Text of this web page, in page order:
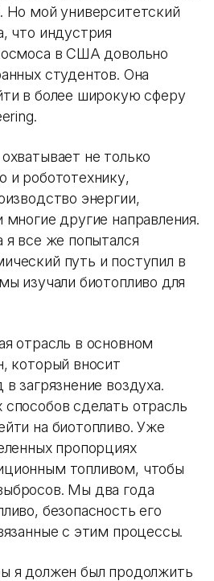
Но мой университетский
что индустрия
в США довольно
студентов. Она
в более широкую сферу
не только
и робототехнику,
энергии,
другие направления.
я все же попытался
путь и поступил в
изучали биотопливо для
отрасль в основном
который вносит
загрязнение воздуха.
сделать отрасль
на биотопливо. Уже
пропорциях
топливом, чтобы
Мы два года
безопасность его
с этим процессы.
я должен был продолжить